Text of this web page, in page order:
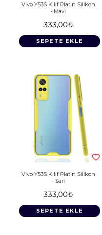
Vivo Y53S Kılıf Platin Silikon
- Mavi
333,00₺
SEPETE EKLE
Vivo Y53S Kılıf Platin Silikon
- Sarı
333,00₺
SEPETE EKLE